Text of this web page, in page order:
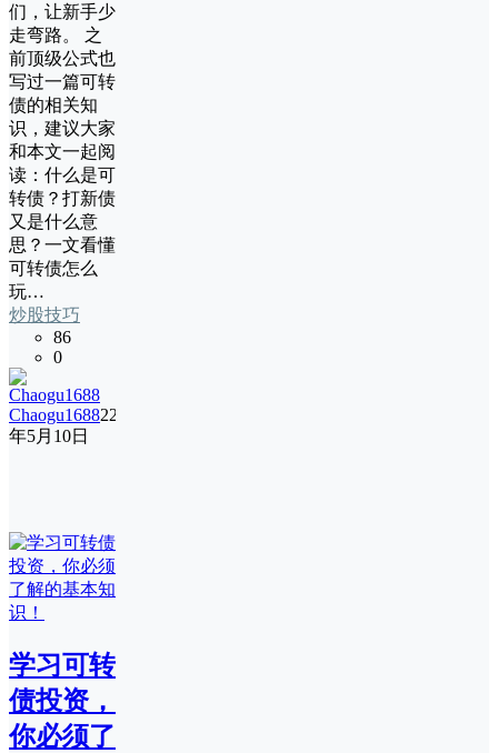
们，让新手少
走弯路。 之
前顶级公式也
写过一篇可转
债的相关知
识，建议大家
和本文一起阅
读：什么是可
转债？打新债
又是什么意
思？一文看懂
可转债怎么
玩…
炒股技巧
86
0
Chaogu168822
年5月10日
学习可转
债投资，
你必须了